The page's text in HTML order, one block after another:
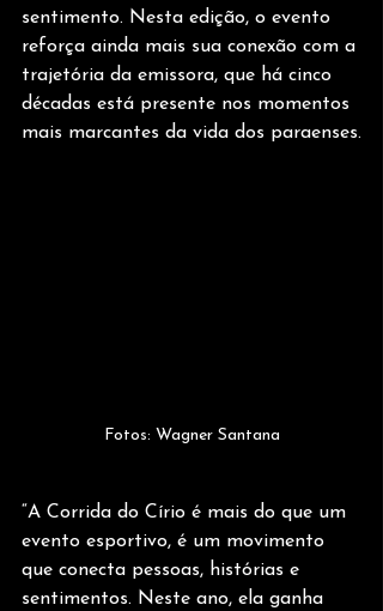
sentimento. Nesta edição, o evento
reforça ainda mais sua conexão com a
trajetória da emissora, que há cinco
décadas está presente nos momentos
mais marcantes da vida dos paraenses.
Fotos: Wagner Santana
“A Corrida do Círio é mais do que um
evento esportivo, é um movimento
que conecta pessoas, histórias e
sentimentos. Neste ano, ela ganha